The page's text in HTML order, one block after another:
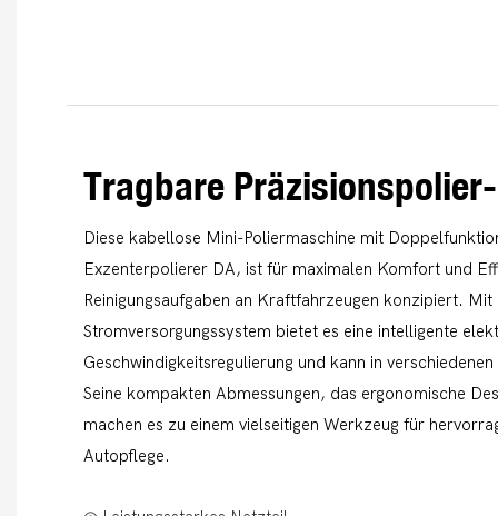
Tragbare
Diese kabellose Mini-Poliermaschine mit
Exzenterpolierer DA, ist für maximalen Komfort und
Reinigungsaufgaben an Kraftfahrzeugen konzipiert.
Stromversorgungssystem bietet es eine intelligente
Geschwindigkeitsregulierung und kann in
Seine kompakten Abmessungen, das ergonomische
machen es zu einem vielseitigen Werkzeug für
Autopflege.